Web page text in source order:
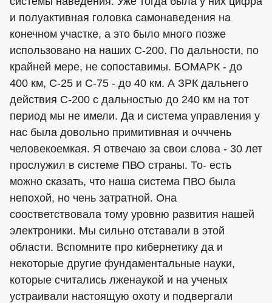
и полуактивная головка самонаведения на
конечном участке, а это было много позже
использовано на наших С-200. По дальности, по
крайней мере, не сопоставимы. БОМАРК - до
400 км, С-25 и С-75 - до 40 км. А ЗРК дальнего
действия С-200 с дальностью до 240 км на тот
период мы не имели. Да и система управления у
нас была довольно примитивная и очччень
человекоемкая. Я отвечаю за свои слова - 30 лет
прослужил в системе ПВО страны. То- есть
можно сказать, что наша система ПВО была
непохой, но чень затратной. Она
соостветствовала тому уровню развития нашей
электроники. Мы сильно отставали в этой
области. Вспомните про кибернетику да и
некоторые другие фундаментальные науки,
которые считались лженаукой и на ученых
устраивали настоящую охоту и подвергали